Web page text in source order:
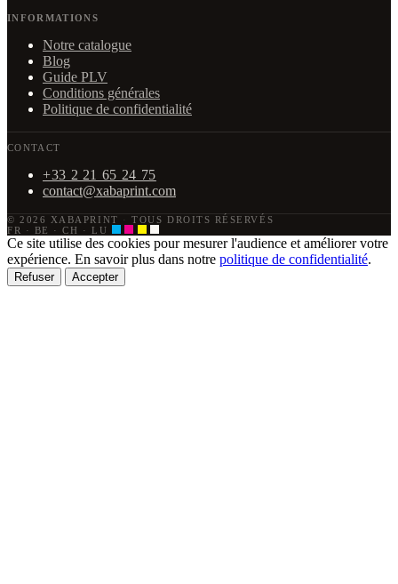
INFORMATIONS
Notre catalogue
Blog
Guide PLV
Conditions générales
Politique de confidentialité
CONTACT
+33 2 21 65 24 75
contact@xabaprint.com
© 2026 XABAPRINT ·
TOUS DROITS RÉSERVÉS
FR · BE · CH · LU
Ce site utilise des cookies pour mesurer l'audience et améliorer votre
expérience. En savoir plus dans notre politique de confidentialité.
Refuser Accepter